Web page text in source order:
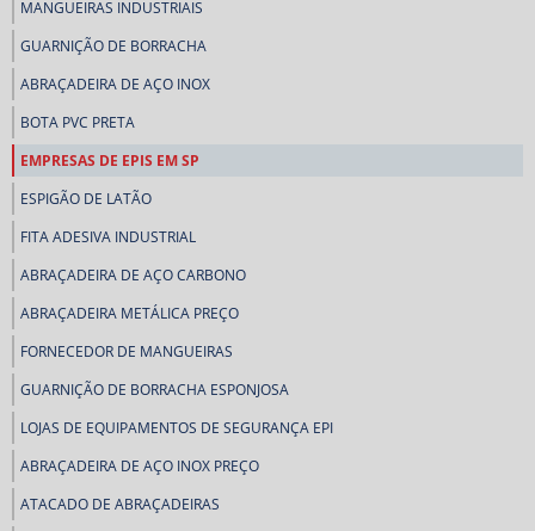
MANGUEIRAS INDUSTRIAIS
GUARNIÇÃO DE BORRACHA
ABRAÇADEIRA DE AÇO INOX
BOTA PVC PRETA
EMPRESAS DE EPIS EM SP
ESPIGÃO DE LATÃO
FITA ADESIVA INDUSTRIAL
ABRAÇADEIRA DE AÇO CARBONO
ABRAÇADEIRA METÁLICA PREÇO
FORNECEDOR DE MANGUEIRAS
GUARNIÇÃO DE BORRACHA ESPONJOSA
LOJAS DE EQUIPAMENTOS DE SEGURANÇA EPI
ABRAÇADEIRA DE AÇO INOX PREÇO
ATACADO DE ABRAÇADEIRAS